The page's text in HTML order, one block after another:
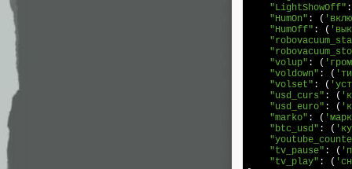
"LightShowOff"
"HumOn" : (
"HumOff" : (
"volup" : (
"voldown" : (
"volset" : (
"usd_curs" : (
"usd_euro" : (
"marko" : (
"btc_usd" : (
"tv_pause" : (
"tv_play" : (